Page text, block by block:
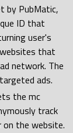
by PubMatic,
ID that
user's
that
network. The
ads.
the mc
track
on the website.